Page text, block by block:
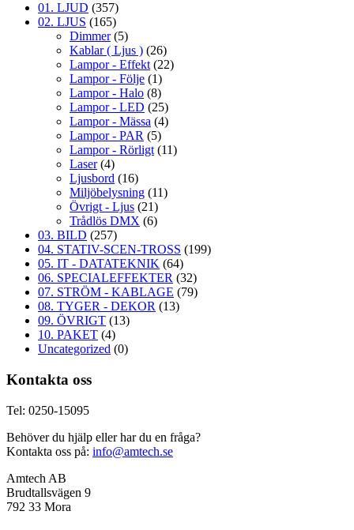
01. LJUD (357)
02. LJUS (165)
Dimmer (5)
Kablar ( Ljus ) (26)
Lampor - Effekt (22)
Lampor - Följe (1)
Lampor - Halo (8)
Lampor - LED (25)
Lampor - Mässa (4)
Lampor - PAR (5)
Lampor - Rörligt (11)
Laser (4)
Ljusbord (16)
Miljöbelysning (11)
Övrigt - Ljus (21)
Trådlös DMX (6)
03. BILD (257)
04. STATIV-SCEN-TROSS (199)
05. IT - DATATEKNIK (64)
06. SPECIALEFFEKTER (32)
07. STRÖM - KABLAGE (79)
08. TYGER - DEKOR (13)
09. ÖVRIGT (13)
10. PAKET (4)
Uncategorized (0)
Kontakta oss
Tel: 0250-15095
Behöver du hjälp eller har du en fråga?
Kontakta oss på: info@amtech.se
Amtech AB
Brudtallsvägen 9
792 33 Mora